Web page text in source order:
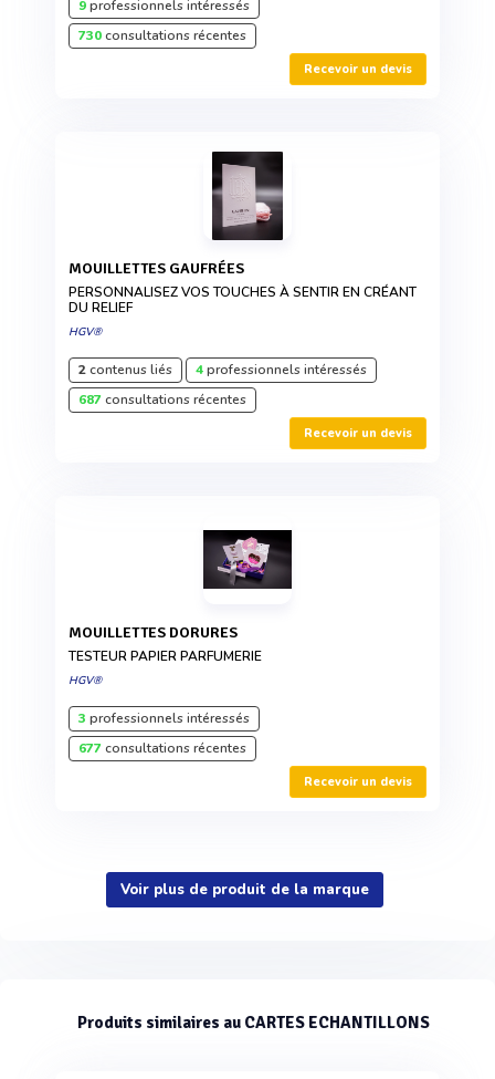
9professionnels intéressés
730consultations récentes
Recevoir un devis
MOUILLETTES GAUFRÉES
PERSONNALISEZ VOS TOUCHES À SENTIR EN CRÉANT
DU RELIEF
HGV®
2contenus liés 4professionnels intéressés
687consultations récentes
Recevoir un devis
MOUILLETTES DORURES
TESTEUR PAPIER PARFUMERIE
HGV®
3 professionnels intéressés
677consultations récentes
Recevoir un devis
Voir plus de produit de la marque
Produits similaires au CARTES ECHANTILLONS